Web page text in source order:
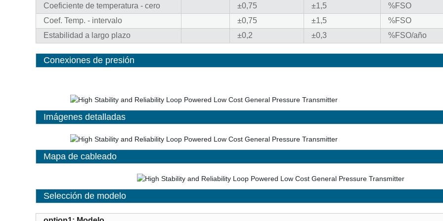
Coeficiente de temperatura - cero
±0,75 ±1,5 %FSO
Coef. Temp. - intervalo
±0,75 ±1,5 %FSO
Estabilidad a largo plazo
±0,2 ±0,3 %FSO/año
Conexiones de presión
Imágenes detalladas
Mapa de cableado
Selección de modelo